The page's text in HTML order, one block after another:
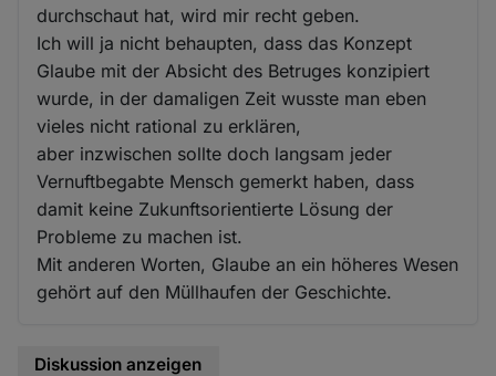
durchschaut hat, wird mir recht geben.
Ich will ja nicht behaupten, dass das Konzept
Glaube mit der Absicht des Betruges konzipiert
wurde, in der damaligen Zeit wusste man eben
vieles nicht rational zu erklären,
aber inzwischen sollte doch langsam jeder
Vernuftbegabte Mensch gemerkt haben, dass
damit keine Zukunftsorientierte Lösung der
Probleme zu machen ist.
Mit anderen Worten, Glaube an ein höheres Wesen
gehört auf den Müllhaufen der Geschichte.
Diskussion anzeigen